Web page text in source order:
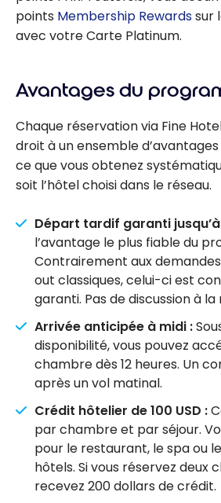
points Membership Rewardssur
avec votre Carte Platinum.
Avantages du
Chaque réservation via Fine
droit à un ensemble
ce que vous obtenez
soit l’hôtel choisi dans le réseau.
Départ tardif garanti jusqu’à
l’avantage le plus fiable du
Contrairement aux
out classiques, celui-ci est
garanti. Pas de discussion à
Arrivée anticipée à midi :
disponibilité, vous pouvez
chambre dès 12 heures. Un
après un vol matinal.
Crédit hôtelier de 100 USD :
par chambre et par séjour.
pour le restaurant, le spa ou
hôtels. Si vous réservez deux
recevez 200 dollars de crédit.